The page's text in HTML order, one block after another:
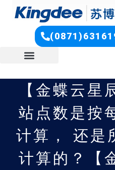
【金蝶云星
站点数是按
计算， 还是
计算的？【